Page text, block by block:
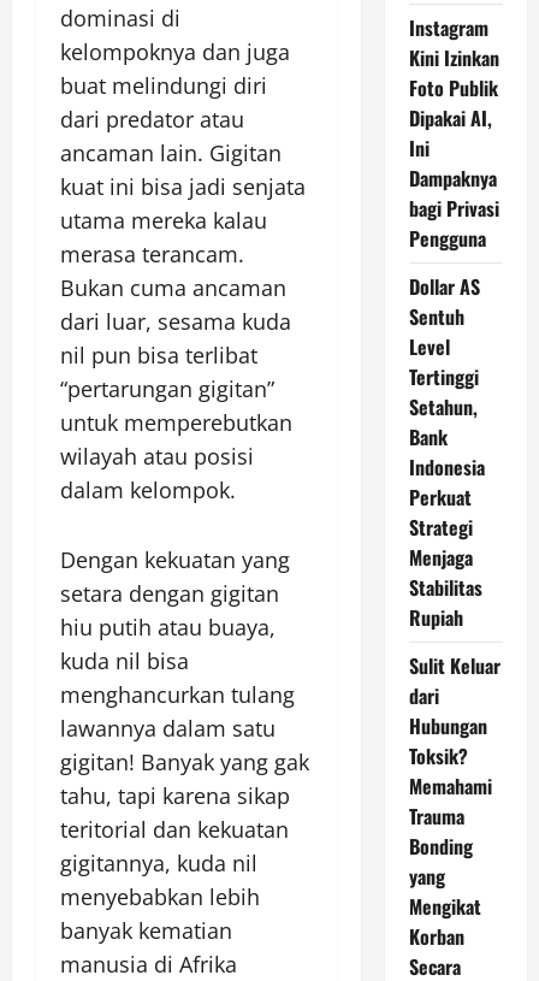
dominasi di
kelompoknya dan juga
buat melindungi diri
dari predator atau
ancaman lain. Gigitan
kuat ini bisa jadi senjata
utama mereka kalau
merasa terancam.
Bukan cuma ancaman
dari luar, sesama kuda
nil pun bisa terlibat
“pertarungan gigitan”
untuk memperebutkan
wilayah atau posisi
dalam kelompok.
Dengan kekuatan yang
setara dengan gigitan
hiu putih atau buaya,
kuda nil bisa
menghancurkan tulang
lawannya dalam satu
gigitan! Banyak yang gak
tahu, tapi karena sikap
teritorial dan kekuatan
gigitannya, kuda nil
menyebabkan lebih
banyak kematian
manusia di Afrika
Instagram
Kini Izinkan
Foto Publik
Dipakai AI,
Ini
Dampaknya
bagi Privasi
Pengguna
Dollar AS
Sentuh
Level
Tertinggi
Setahun,
Bank
Indonesia
Perkuat
Strategi
Menjaga
Stabilitas
Rupiah
Sulit Keluar
dari
Hubungan
Toksik?
Memahami
Trauma
Bonding
yang
Mengikat
Korban
Secara